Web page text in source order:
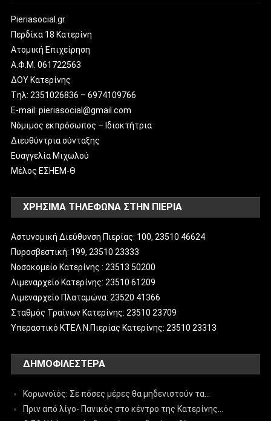
Pieriasocial.gr
Περδίκα 18 Κατερίνη
Ατομική Επιχείρηση
Α.Φ.Μ. 061722563
ΔΟΥ Κατερίνης
Tηλ: 2351026836 – 6974109766
E-mail: pieriasocial@gmail.com
Νόμιμος εκπρόσωπος – Ιδιοκτήτρια
Διευθύντρια σύνταξης
Ευαγγελία Μιχωλού
Μέλος ΕΣΗΕΜ-Θ
ΧΡΗΣΙΜΑ ΤΗΛΕΦΩΝΑ ΣΤΗΝ ΠΙΕΡΙΑ
Αστυνομική Διεύθυνση Πιερίας: 100, 23510 46624
Πυροσβεστική: 199, 23510 23333
Νοσοκομείο Κατερίνης : 23513 50200
Λιμεναρχείο Κατερίνης: 23510 61209
Λιμεναρχείο Πλαταμώνα: 23520 41366
Σταθμός Τραίνων Κατερίνης: 23510 23709
Υπεραστικό ΚΤΕΛ Ν.Πιερίας Κατερίνης: 23510 23313
ΔΗΜΟΦΙΛΈΣΤΕΡΑ
Κορωνοϊός: Σε πόσες μέρες θα μηδενιστούν τα…
Πριν από λίγο- Πανικός στο κέντρο της Κατερίνης…